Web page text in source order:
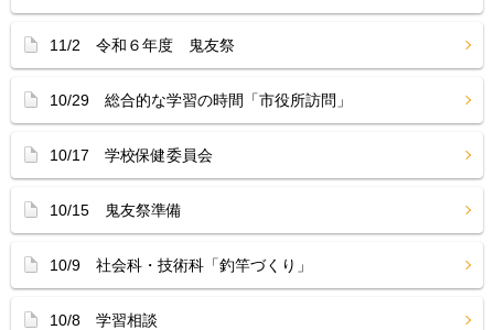
11/2 令和６年度 鬼友祭
10/29 総合的な学習の時間「市役所訪問」
10/17 学校保健委員会
10/15 鬼友祭準備
10/9 社会科・技術科「釣竿づくり」
10/8 学習相談